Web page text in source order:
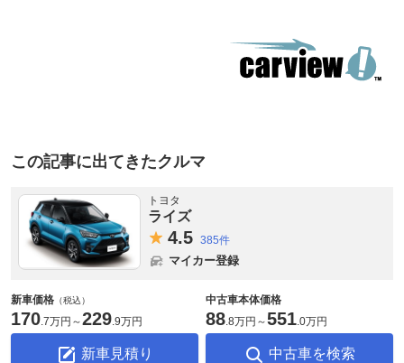
この記事に出てきたクルマ
トヨタ
ライズ
4.5 385件
マイカー登録
新車価格 （税込）
170 7万円 ～229 9万円
新車見積り
中古車本体価格
88 8万円 ～551 0万円
中古車を検索